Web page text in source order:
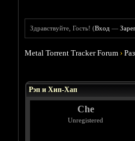
Здравствуйте, Гость! (Вход —
Metal Torrent Tracker Forum ›
Рэп и Хип-Хап
Che
Unregistered